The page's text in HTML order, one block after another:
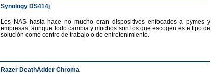
Synology DS414j
Los NAS hasta hace no mucho eran dispositivos enfocados a pymes y
empresas, aunque todo cambia y muchos son los que escogen este tipo de
solución como centro de trabajo o de entretenimiento.
Razer DeathAdder Chroma